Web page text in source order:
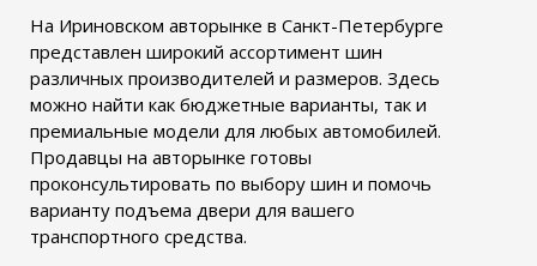
На Ириновском авторынке в Санкт-Петербурге
представлен широкий ассортимент шин
различных производителей и размеров. Здесь
можно найти как бюджетные варианты, так и
премиальные модели для любых автомобилей.
Продавцы на авторынке готовы
проконсультировать по выбору шин и помочь
варианту подъема двери для вашего
транспортного средства.